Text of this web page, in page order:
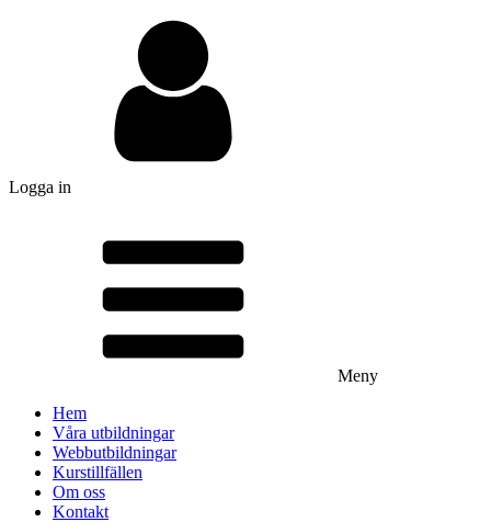
Logga in
Meny
Hem
Våra utbildningar
Webbutbildningar
Kurstillfällen
Om oss
Kontakt